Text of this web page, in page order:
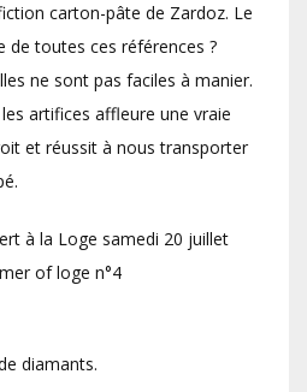
carton-pâte de Zardoz. Le
de toutes ces références ?
ne sont pas faciles à manier.
artifices affleure une vraie
et réussit à nous transporter
à la Loge samedi 20 juillet
of loge n°4
diamants.